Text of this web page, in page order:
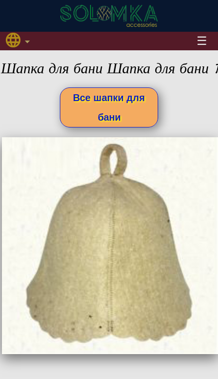
Шапка для бани Шапка для бани 1
Все шапки для
бани